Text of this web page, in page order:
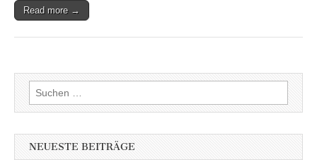
Read more →
Suchen
nach:
NEUESTE BEITRÄGE